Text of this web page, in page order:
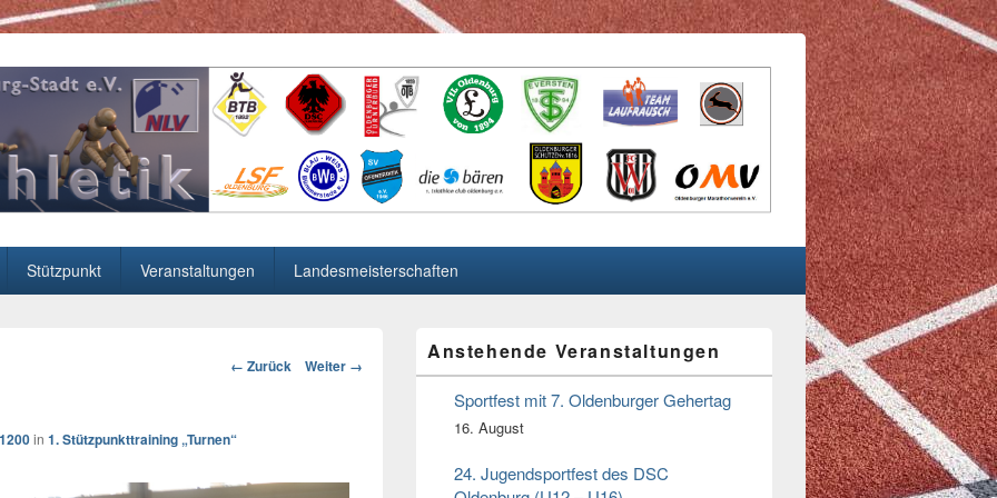
Oldenburg
Stützpunkt Veranstaltungen Landesmeisterschaften
Bild-
← Zurück Weiter →
in 1. Stützpunkttraining „Turnen“
Seitenleisten
Widget-
Bereich
Anstehende Veranstaltungen
Sportfest mit 7. Oldenburger Gehertag
16. August
24. Jugendsportfest des DSC